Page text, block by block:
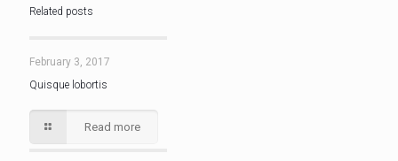
Related posts
February 3, 2017
Quisque lobortis
Read more